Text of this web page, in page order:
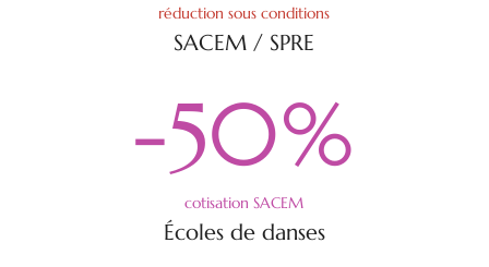
réduction sous conditions
SACEM / SPRE
-50%
cotisation SACEM
Écoles de danses